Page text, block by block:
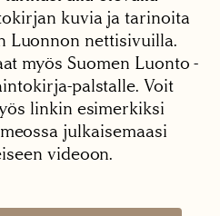
kuvia ja tarinoita
Luonnon nettisivuilla.
myös Suomen Luonto -
palstalle. Voit
linkin esimerkiksi
julkaisemaasi
videoon.